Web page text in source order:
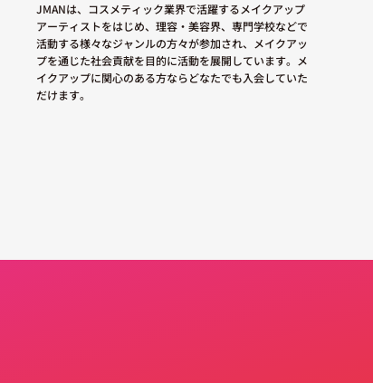
JMANは、コスメティック業界で活躍するメイクアップ
アーティストをはじめ、理容・美容界、専門学校などで
活動する様々なジャンルの方々が参加され、メイクアッ
プを通じた社会貢献を目的に活動を展開しています。メ
イクアップに関心のある方ならどなたでも入会していた
だけます。